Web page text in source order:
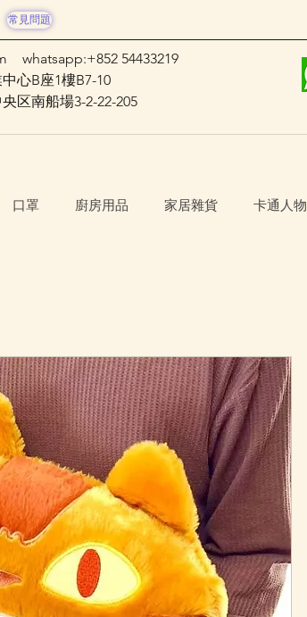
常見問題
whatsapp:+852 54433219
心B座1樓B7-10
区南船場3-2-22-205
口罩 廚房用品 家居雜貨 卡通人物